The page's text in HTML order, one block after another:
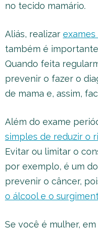
no tecido mamário.
Aliás, realizar
também é
Quando feita
prevenir o fazer o
de mama e, assim,
Além do exame
simples de reduzir o
Evitar ou limitar o
por exemplo, é um
prevenir o câncer,
o álcool e o
Se você é mulher,